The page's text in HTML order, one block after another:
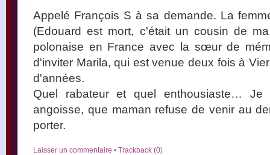
Appelé François S à sa demande. La
(Edouard est mort, c'était un cousin de
polonaise en France avec la sœur de
d'inviter Marila, qui est venue deux fois à
d'années.
Quel rabateur et quel enthousiaste…
angoisse, que maman refuse de venir au
porter.
Laisser un commentaire • Trackback (0)